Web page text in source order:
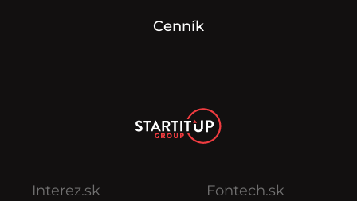
Cenník
Interez.sk
Fontech.sk